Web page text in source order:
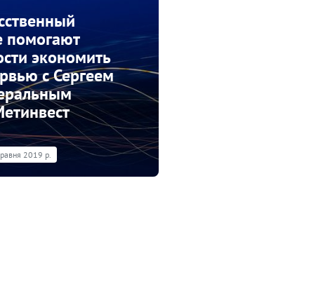
помогают
экономить
с Сергеем
2019 р.